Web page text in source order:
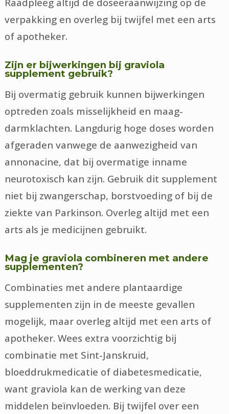
verpakking en overleg bij twijfel met een arts
of apotheker.
Zijn er bijwerkingen bij graviola
supplement gebruik?
Bij overmatig gebruik kunnen bijwerkingen
optreden zoals misselijkheid en maag-
darmklachten. Langdurig hoge doses worden
afgeraden vanwege de aanwezigheid van
annonacine, dat bij overmatige inname
neurotoxisch kan zijn. Gebruik dit supplement
niet bij zwangerschap, borstvoeding of bij de
ziekte van Parkinson. Overleg altijd met een
arts als je medicijnen gebruikt.
Mag je graviola combineren met andere
supplementen?
Combinaties met andere plantaardige
supplementen zijn in de meeste gevallen
mogelijk, maar overleg altijd met een arts of
apotheker. Wees extra voorzichtig bij
combinatie met Sint-Janskruid,
bloeddrukmedicatie of diabetesmedicatie,
want graviola kan de werking van deze
middelen beïnvloeden. Bij twijfel over een